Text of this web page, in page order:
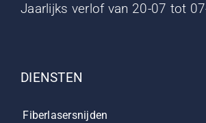
Jaarlijks verlof van 20-07 tot
DIENSTEN
Fiberlasersnijden